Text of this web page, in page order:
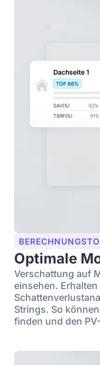
Optimale
Verschattung auf
einsehen.
Strings. So
finden und den